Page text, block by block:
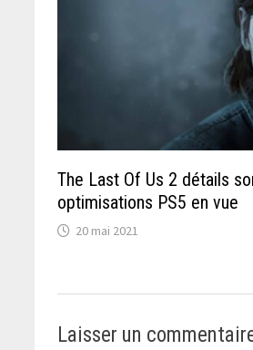
The Last Of Us 2 détails
optimisations PS5 en vue
20 mai 2021
Laisser un